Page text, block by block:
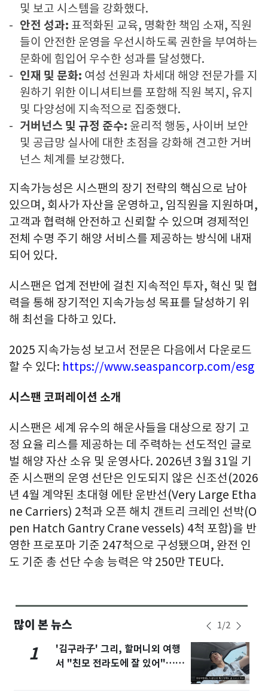
및 보고 시스템을 강화했다.
안전 성과: 표적화된 교육, 명확한 책임 소재, 직원
들이 안전한 운영을 우선시하도록 권한을 부여하는
문화에 힘입어 우수한 성과를 달성했다.
인재 및 문화: 여성 선원과 차세대 해양 전문가를 지
원하기 위한 이니셔티브를 포함해 직원 복지, 유지
및 다양성에 지속적으로 집중했다.
거버넌스 및 규정 준수: 윤리적 행동, 사이버 보안
및 공급망 실사에 대한 초점을 강화해 견고한 거버
넌스 체계를 보강했다.
지속가능성은 시스팬의 장기 전략의 핵심으로 남아
있으며, 회사가 자산을 운영하고, 임직원을 지원하며,
고객과 협력해 안전하고 신뢰할 수 있으며 경제적인
전체 수명 주기 해양 서비스를 제공하는 방식에 내재
되어 있다.
시스팬은 업계 전반에 걸친 지속적인 투자, 혁신 및 협
력을 통해 장기적인 지속가능성 목표를 달성하기 위
해 최선을 다하고 있다.
2025 지속가능성 보고서 전문은 다음에서 다운로드
할 수 있다: https://www.seaspancorp.com/esg
시스팬 코퍼레이션 소개
시스팬은 세계 유수의 해운사들을 대상으로 장기 고
정 요율 리스를 제공하는 데 주력하는 선도적인 글로
벌 해양 자산 소유 및 운영사다. 2026년 3월 31일 기
준 시스팬의 운영 선단은 인도되지 않은 신조선(2026
년 4월 계약된 초대형 에탄 운반선(Very Large Etha
ne Carriers) 2척과 오픈 해치 갠트리 크레인 선박(O
pen Hatch Gantry Crane vessels) 4척 포함)을 반
영한 프로포마 기준 247척으로 구성됐으며, 완전 인
도 기준 총 선단 수송 능력은 약 250만 TEU다.
많이 본 뉴스 1/2
1
'김구라子' 그리, 할머니외 여행
서 "친모 전라도에 잘 있어"…유